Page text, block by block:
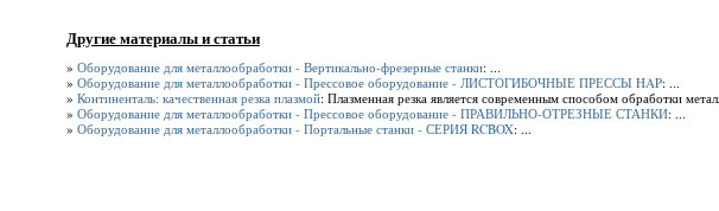
Другие материалы и статьи
» Оборудование для металлообработки - Вертикально-фрезерные станки: ...
» Оборудование для металлообработки - Прессовое оборудование - ЛИСТОГИБОЧНЫЕ ПРЕССЫ HAP: ...
» Континенталь: качественная резка плазмой: Плазменная резка является современным способом обработки
» Оборудование для металлообработки - Прессовое оборудование - ПРАВИЛЬНО-ОТРЕЗНЫЕ СТАНКИ: ...
» Оборудование для металлообработки - Портальные станки - СЕРИЯ RCBOX: ...